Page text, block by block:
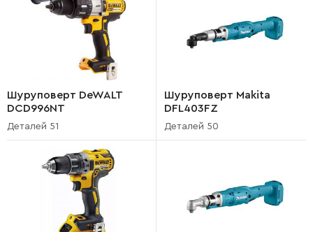
Шуруповерт DeWALT
DCD996NT
Деталей 51
Шуруповерт Makita
DFL403FZ
Деталей 50